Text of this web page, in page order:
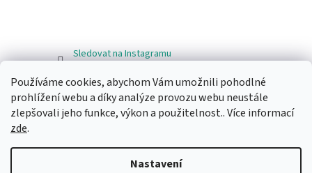
Používáme cookies, abychom Vám umožnili pohodlné
prohlížení webu a díky analýze provozu webu neustále
zlepšovali jeho funkce, výkon a použitelnost.. Více informací
zde.
Nastavení
Sledovat na Instagramu
Facebook
Vytvořil Shoptet